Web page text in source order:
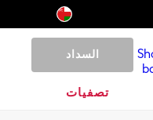
السداد
تصفيات